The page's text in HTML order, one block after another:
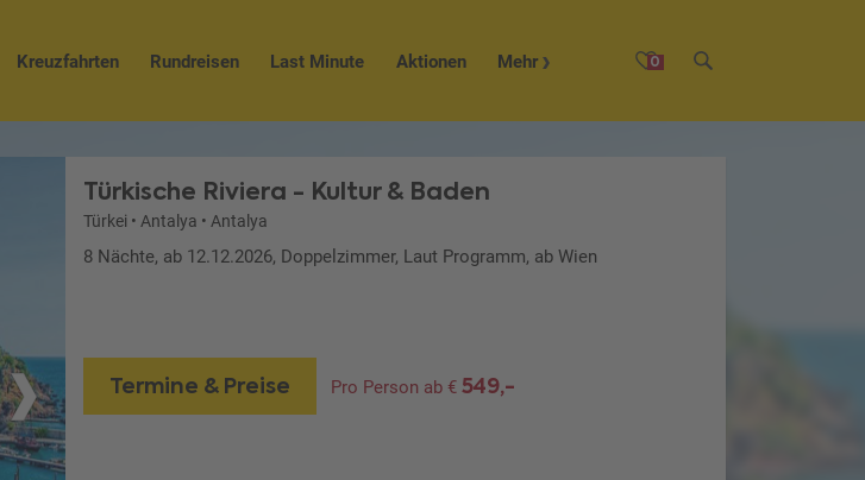
0
Kreuzfahrten Rundreisen Last Minute Aktionen Mehr
Türkische Riviera - Kultur & Baden
Türkei • Antalya • Antalya
8 Nächte, ab 12.12.2026, Doppelzimmer, Laut Programm, ab Wien
Termine & Preise Pro Person ab €549,-